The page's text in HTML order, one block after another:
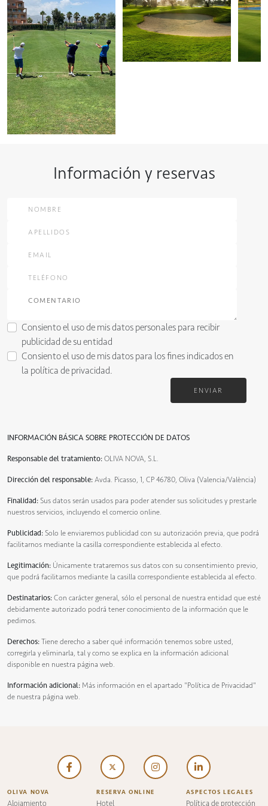
Información y reservas
INFORMACIÓN BÁSICA SOBRE PROTECCIÓN DE DATOS
Responsable del tratamiento: OLIVA NOVA, S.L.
Dirección del responsable: Avda. Picasso, 1, CP 46780, Oliva (Valencia/València)
Finalidad: Sus datos serán usados para poder atender sus solicitudes y prestarle
nuestros servicios, incluyendo el comercio online.
Publicidad: Solo le enviaremos publicidad con su autorización previa, que podrá
facilitarnos mediante la casilla correspondiente establecida al efecto.
Legitimación: Únicamente trataremos sus datos con su consentimiento previo,
que podrá facilitarnos mediante la casilla correspondiente establecida al efecto.
Destinatarios: Con carácter general, sólo el personal de nuestra entidad que esté
debidamente autorizado podrá tener conocimiento de la información que le
pedimos.
Derechos: Tiene derecho a saber qué información tenemos sobre usted,
corregirla y eliminarla, tal y como se explica en la información adicional
disponible en nuestra página web.
Información adicional: Más información en el apartado "Política de Privacidad"
de nuestra página web.
Consiento el uso de mis datos personales para recibir
publicidad de su entidad
Consiento el uso de mis datos para los fines indicados en
la política de privacidad
ENVIAR
OLIVA NOVA
Alojamiento
RESERVA ONLINE
Hotel
ASPECTOS LEGALES
Política de protección